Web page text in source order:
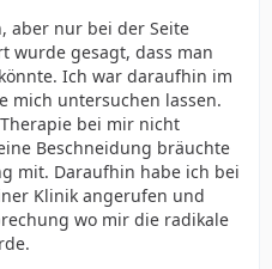
aber nur bei der Seite
wurde gesagt, dass man
Ich war daraufhin im
mich untersuchen lassen.
bei mir nicht
Beschneidung bräuchte
mit. Daraufhin habe ich bei
Klinik angerufen und
wo mir die radikale